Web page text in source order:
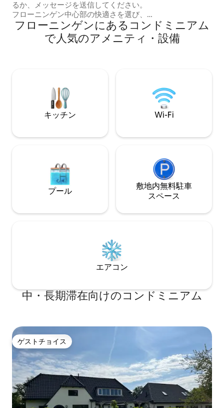
るか、メッセージを送信してください。
フローニンゲン中心部の快適さを選び、
セルフチェックインで入室しましょう！ 2
階建ての家全体をご自由にお使いいただ
みいただけます。 立地はすべての見どこ
ろの近くです。古い運河沿いを散策した
り、マルティーニタワーを訪れたりでき
フローニンゲンにあるコンドミニアム
で人気のアメニティ・設備
キッチン Wi-Fi
プール
敷地内無料駐⁠車
ス⁠ペ⁠ー⁠ス
エアコン
中・長期滞在向けのコンドミニアム
ゲストチョイス
ゲストチョイス